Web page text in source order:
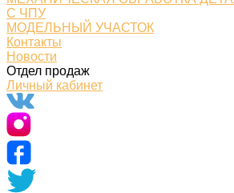
С ЧПУ
МОДЕЛЬНЫЙ УЧАСТОК
Контакты
Новости
Отдел продаж
Личный кабинет